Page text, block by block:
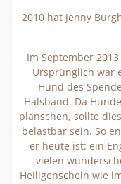
2010 hat Jenny
Im September
Ursprünglich war
Hund des
Halsband. Da
planschen, sollte
belastbar sein. So
er heute ist: ein
vielen
Heiligenschein wie